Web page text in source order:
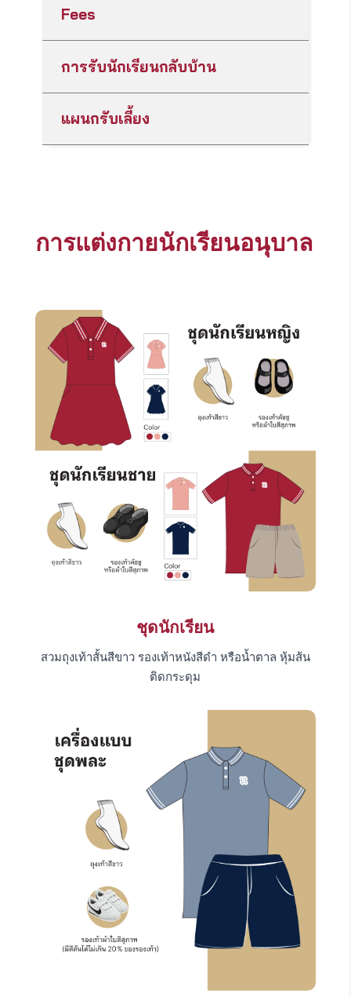
Fees
การรับนักเรียนกลับบ้าน
แผนกรับเลี้ยง
การแต่งกายนักเรียนอนุบาล
ชุดนักเรียน
สวมถุงเท้าสั้นสีขาว รองเท้าหนังสีดำ หรือน้ำตาล หุ้มส้น
ติดกระดุม